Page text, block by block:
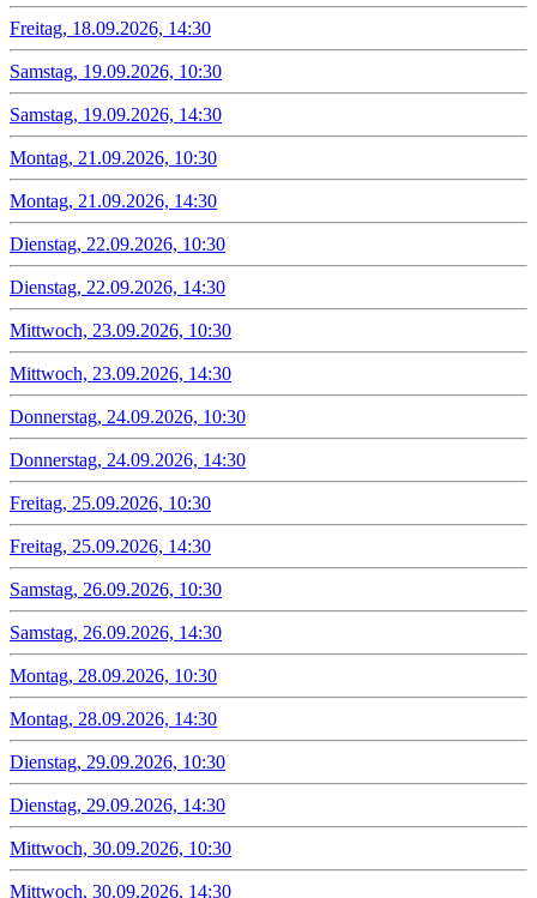
Freitag, 18.09.2026, 14:30
Samstag, 19.09.2026, 10:30
Samstag, 19.09.2026, 14:30
Montag, 21.09.2026, 10:30
Montag, 21.09.2026, 14:30
Dienstag, 22.09.2026, 10:30
Dienstag, 22.09.2026, 14:30
Mittwoch, 23.09.2026, 10:30
Mittwoch, 23.09.2026, 14:30
Donnerstag, 24.09.2026, 10:30
Donnerstag, 24.09.2026, 14:30
Freitag, 25.09.2026, 10:30
Freitag, 25.09.2026, 14:30
Samstag, 26.09.2026, 10:30
Samstag, 26.09.2026, 14:30
Montag, 28.09.2026, 10:30
Montag, 28.09.2026, 14:30
Dienstag, 29.09.2026, 10:30
Dienstag, 29.09.2026, 14:30
Mittwoch, 30.09.2026, 10:30
Mittwoch, 30.09.2026, 14:30